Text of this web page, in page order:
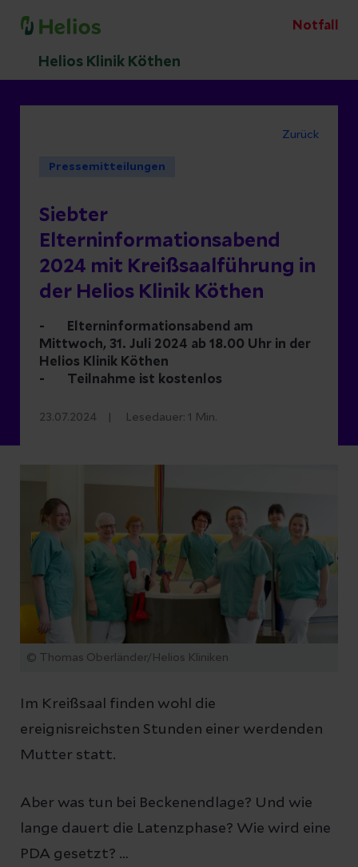
Notfall
Helios Klinik Köthen
Zurück
Pressemitteilungen
Siebter
Elterninformationsabend
2024 mit Kreißsaalführung in
der Helios Klinik Köthen
-
Elterninformationsabend am
Mittwoch, 31. Juli 2024 ab 18.00 Uhr in der
Helios Klinik Köthen
- Teilnahme ist kostenlos
23.07.2024 Lesedauer: 1 Min.
© Thomas Oberländer/Helios Kliniken
Im Kreißsaal finden wohl die
ereignisreichsten Stunden einer werdenden
Mutter statt.
Aber was tun bei Beckenendlage? Und wie
lange dauert die Latenzphase? Wie wird eine
PDA gesetzt? …